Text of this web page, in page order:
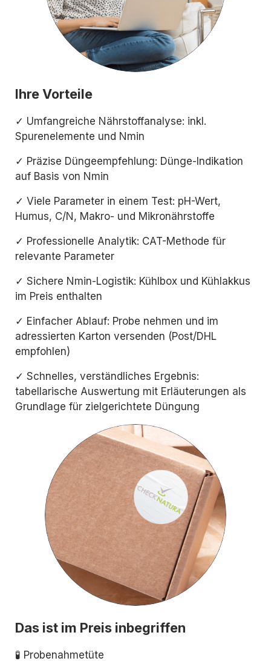
Ihre Vorteile
✓ Umfangreiche Nährstoffanalyse: inkl.
Spurenelemente und Nmin
✓ Präzise Düngeempfehlung: Dünge-Indikation
auf Basis von Nmin
✓ Viele Parameter in einem Test: pH-Wert,
Humus, C/N, Makro- und Mikronährstoffe
✓ Professionelle Analytik: CAT-Methode für
relevante Parameter
✓ Sichere Nmin-Logistik: Kühlbox und Kühlakkus
im Preis enthalten
✓ Einfacher Ablauf: Probe nehmen und im
adressierten Karton versenden (Post/DHL
empfohlen)
✓ Schnelles, verständliches Ergebnis:
tabellarische Auswertung mit Erläuterungen als
Grundlage für zielgerichtete Düngung
Das ist im Preis inbegriffen
🧪 Probenahmetüte